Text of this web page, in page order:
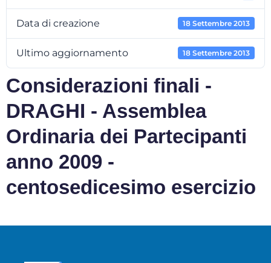
Data di creazione 18 Settembre 2013
Ultimo aggiornamento 18 Settembre 2013
Considerazioni finali -
DRAGHI - Assemblea
Ordinaria dei Partecipanti
anno 2009 -
centosedicesimo esercizio